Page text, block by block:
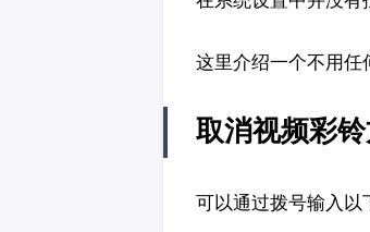
这里介绍一个不用任
取消视频彩
可以通过拨号输入以